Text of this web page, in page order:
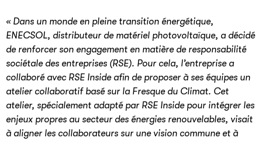
« Dans un monde en pleine transition énergétique,
ENECSOL, distributeur de matériel photovoltaïque, a décidé
de renforcer son engagement en matière de responsabilité
sociétale des entreprises (RSE). Pour cela, l’entreprise a
collaboré avec RSE Inside afin de proposer à ses équipes un
atelier collaboratif basé sur la Fresque du Climat. Cet
atelier, spécialement adapté par RSE Inside pour intégrer les
enjeux propres au secteur des énergies renouvelables, visait
à aligner les collaborateurs sur une vision commune et à